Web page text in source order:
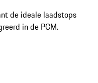
de ideale laadstops
in de PCM.